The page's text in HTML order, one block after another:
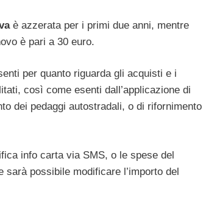
è azzerata per i primi due anni, mentre
è pari a 30 euro.
per quanto riguarda gli acquisti e i
così come esenti dall’applicazione di
dei pedaggi autostradali, o di rifornimento
info carta via SMS, o le spese del
possibile modificare l’importo del